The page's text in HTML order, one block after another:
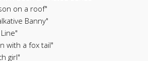
on a roof"
Banny"
with a fox tail"
girl"